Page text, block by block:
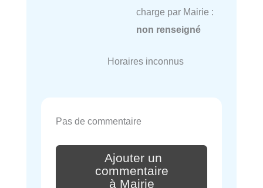
charge par Mairie :
non renseigné
Horaires inconnus
Pas de commentaire
Ajouter un
commentaire
à Mairie